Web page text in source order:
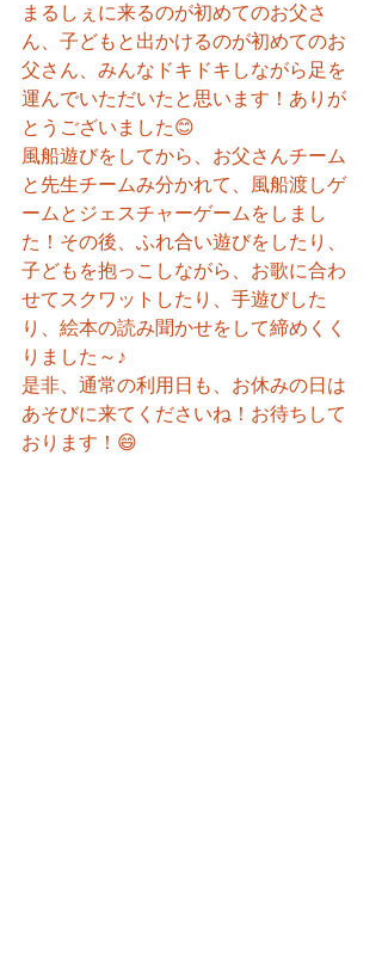
まるしぇに来るのが初めてのお父さ
ん、子どもと出かけるのが初めてのお
父さん、みんなドキドキしながら足を
運んでいただいたと思います！ありが
とうございました😊
風船遊びをしてから、お父さんチーム
と先生チームみ分かれて、風船渡しゲ
ームとジェスチャーゲームをしまし
た！その後、ふれ合い遊びをしたり、
子どもを抱っこしながら、お歌に合わ
せてスクワットしたり、手遊びした
り、絵本の読み聞かせをして締めくく
りました～♪
是非、通常の利用日も、お休みの日は
あそびに来てくださいね！お待ちして
おります！😄